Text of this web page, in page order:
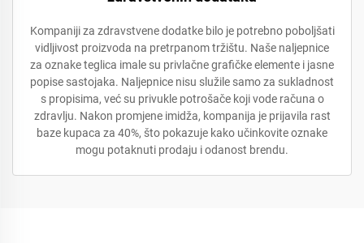
Kompaniji za zdravstvene dodatke bilo je potrebno poboljšati
vidljivost proizvoda na pretrpanom tržištu. Naše naljepnice
za oznake teglica imale su privlačne grafičke elemente i jasne
popise sastojaka. Naljepnice nisu služile samo za sukladnost
s propisima, već su privukle potrošače koji vode računa o
zdravlju. Nakon promjene imidža, kompanija je prijavila rast
baze kupaca za 40%, što pokazuje kako učinkovite oznake
mogu potaknuti prodaju i odanost brendu.